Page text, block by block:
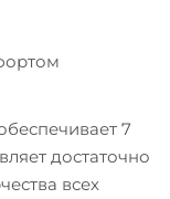
7
достаточно
всех